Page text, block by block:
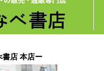
書店 本店ー